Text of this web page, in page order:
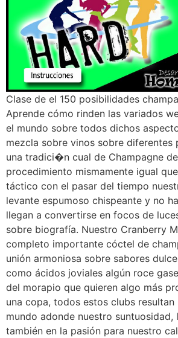
Clase de el 150 posibilidades
Aprende cómo rinden las variados
el mundo sobre todos dichos
mezcla sobre vinos sobre diferentes
una tradici�n cual de Champagne
procedimiento mismamente­ igual
táctico con el pasar del tiempo
levante espumoso chispeante y no
llegan a convertirse en focos de
sobre biografía. Nuestro Cranberry
completo importante cóctel de
unión armoniosa sobre sabores
como ácidos joviales algún roce
del morapio que quieren algo más
una copa, todos estos clubs resultan
mundo adonde nuestro suntuosidad,
también en la pasión para nuestro